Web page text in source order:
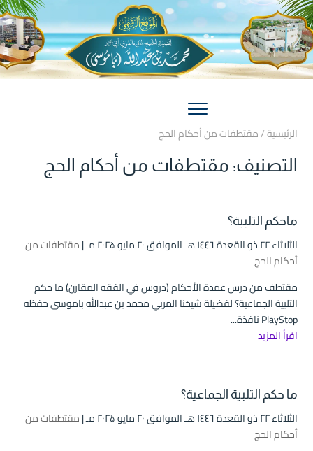
الرئيسية/مقتطفات من أحكام الحج
التصنيف: مقتطفات من أحكام الحج
ماحكم التلبية؟
الثلاثاء ۲۲ ذو القعدة ۱٤٤٦ هـ الموافق ۲۰ مايو ۲۰۲۵ مـ |
مقتطفات من
أحكام الحج
مقتطف من درس عمدة الأحكام (دروس في الفقه المقارن) ما حكم
التلبية الجماعية؟ لفضيلة شيخنا المربي محمد بن عبدالله باموسى حفظه
PlayStop نافذة...
اقرأ المزيد
ما حكم التلبية الجماعية؟
الثلاثاء ۲۲ ذو القعدة ۱٤٤٦ هـ الموافق ۲۰ مايو ۲۰۲۵ مـ |
مقتطفات من
أحكام الحج